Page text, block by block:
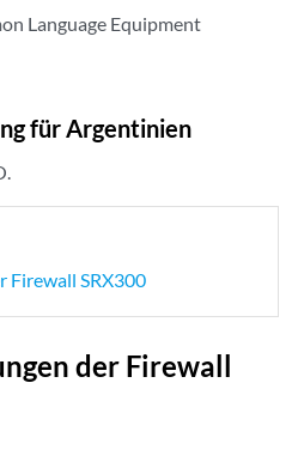
Language Equipment
für Argentinien
Firewall SRX300
der Firewall